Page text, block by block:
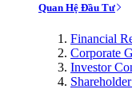
Quan Hệ Đầu Tư
Financial
Corporate
Investor